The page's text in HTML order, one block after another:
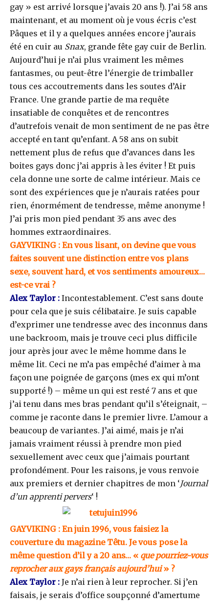
gay » est arrivé lorsque j’avais 20 ans !). J’ai 58 ans
maintenant, et au moment où je vous écris c’est
Pâques et il y a quelques années encore j’aurais
été en cuir au Snax, grande fête gay cuir de Berlin.
Aujourd’hui je n’ai plus vraiment les mêmes
fantasmes, ou peut-être l’énergie de trimballer
tous ces accoutrements dans les soutes d’Air
France. Une grande partie de ma requête
insatiable de conquêtes et de rencontres
d’autrefois venait de mon sentiment de ne pas être
accepté en tant qu’enfant. A 58 ans on subit
nettement plus de refus que d’avances dans les
boites gays donc j’ai appris à les éviter ! Et puis
cela donne une sorte de calme intérieur. Mais ce
sont des expériences que je n’aurais ratées pour
rien, énormément de tendresse, même anonyme !
J’ai pris mon pied pendant 35 ans avec des
hommes extraordinaires.
GAYVIKING : En vous lisant, on devine que vous
faites souvent une distinction entre vos plans
sexe, souvent hard, et vos sentiments amoureux…
est-ce vrai ?
Alex Taylor : Incontestablement. C’est sans doute
pour cela que je suis célibataire. Je suis capable
d’exprimer une tendresse avec des inconnus dans
une backroom, mais je trouve ceci plus difficile
jour après jour avec le même homme dans le
même lit. Ceci ne m’a pas empêché d’aimer à ma
façon une poignée de garçons (mes ex qui m’ont
supporté !) – même un qui est resté 7 ans et que
j’ai tenu dans mes bras pendant qu’il s’éteignait, –
comme je raconte dans le premier livre. L’amour a
beaucoup de variantes. J’ai aimé, mais je n’ai
jamais vraiment réussi à prendre mon pied
sexuellement avec ceux que j’aimais pourtant
profondément. Pour les raisons, je vous renvoie
aux premiers et dernier chapitres de mon ‘Journal
d’un apprenti pervers‘ !
GAYVIKING : En juin 1996, vous faisiez la
couverture du magazine Têtu. Je vous pose la
même question d’il y a 20 ans… « que pourriez-vous
reprocher aux gays français aujourd’hui» ?
Alex Taylor : Je n’ai rien à leur reprocher. Si j’en
faisais, je serais d’office soupçonné d’amertume